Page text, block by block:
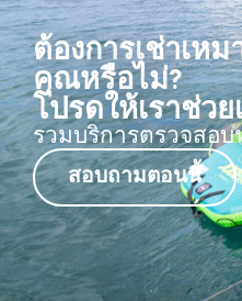
ต้องการเช่าเห
คุณหรือไม่?
โปรดให้เราช่ว
รวมบริการตรวจสอบ
สอบถามตอนนี้